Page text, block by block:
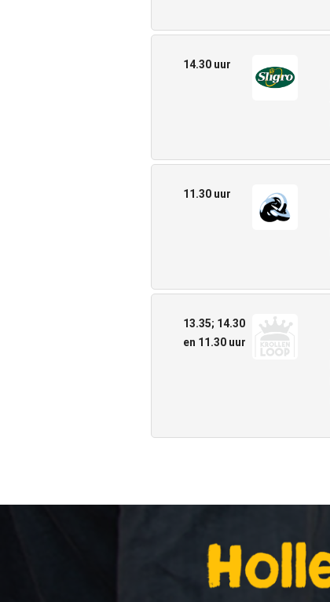
14.30 uur
11.30 uur
13.35; 14.30
en 11.30 uur